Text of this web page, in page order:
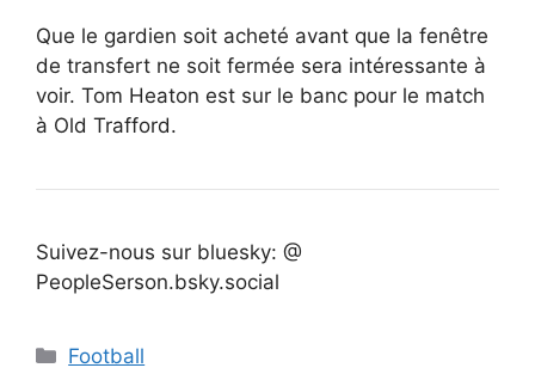
Que le gardien soit acheté avant que la fenêtre
de transfert ne soit fermée sera intéressante à
voir. Tom Heaton est sur le banc pour le match
à Old Trafford.
Suivez-nous sur bluesky: @
PeopleSerson.bsky.social
Catégories
Football